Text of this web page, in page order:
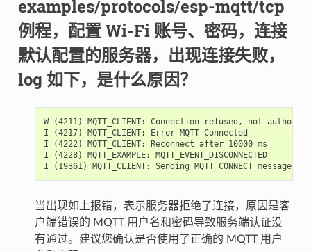
examples/protocols/esp-mqtt/tcp
例程，配置 Wi-Fi 账号、密码，连接
默认配置的服务器，出现连接失败，
log 如下，是什么原因？
W (4211) MQTT_CLIENT: Connection refused, not
I (4217) MQTT_CLIENT: Error MQTT Connected
I (4222) MQTT_CLIENT: Reconnect after 10000 ms
I (4228) MQTT_EXAMPLE: MQTT_EVENT_DISCONNECTED
当出现如上报错，表示服务器拒绝了连接，原因是客
户端错误的 MQTT 用户名和密码导致服务端认证没
有通过。建议您确认是否使用了正确的 MQTT 用户